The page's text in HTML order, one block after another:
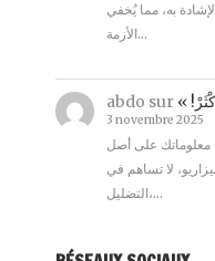
به، مما يُخفي
الأزمة…
abdo sur
3 novembre 2025
معلوماتك على أصل
لا تساهم في
التضليل،…